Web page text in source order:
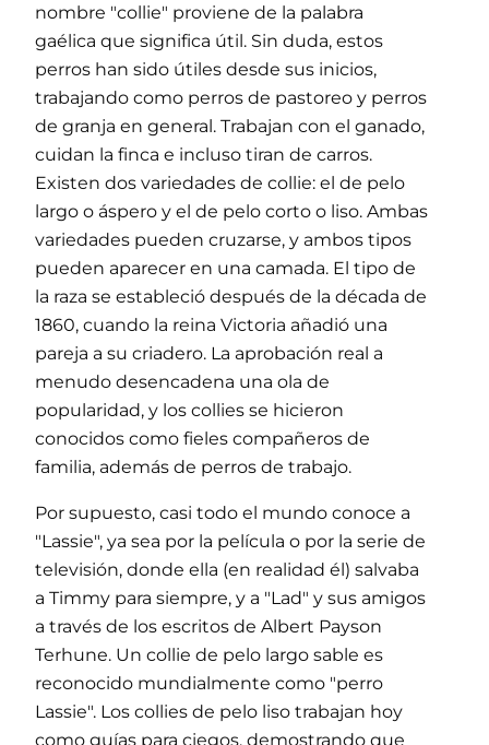
nombre "collie" proviene de la palabra
gaélica que significa útil. Sin duda, estos
perros han sido útiles desde sus inicios,
trabajando como perros de pastoreo y perros
de granja en general. Trabajan con el ganado,
cuidan la finca e incluso tiran de carros.
Existen dos variedades de collie: el de pelo
largo o áspero y el de pelo corto o liso. Ambas
variedades pueden cruzarse, y ambos tipos
pueden aparecer en una camada. El tipo de
la raza se estableció después de la década de
1860, cuando la reina Victoria añadió una
pareja a su criadero. La aprobación real a
menudo desencadena una ola de
popularidad, y los collies se hicieron
conocidos como fieles compañeros de
familia, además de perros de trabajo.
Por supuesto, casi todo el mundo conoce a
"Lassie", ya sea por la película o por la serie de
televisión, donde ella (en realidad él) salvaba
a Timmy para siempre, y a "Lad" y sus amigos
a través de los escritos de Albert Payson
Terhune. Un collie de pelo largo sable es
reconocido mundialmente como "perro
Lassie". Los collies de pelo liso trabajan hoy
como guías para ciegos, demostrando que